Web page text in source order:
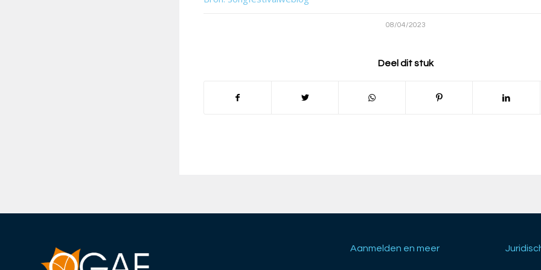
08/04/2023
Deel dit stuk
Aanmelden en meer